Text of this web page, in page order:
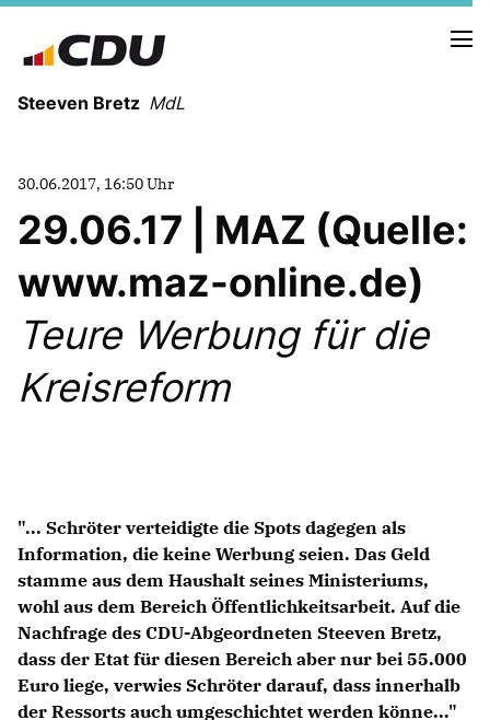
Steeven Bretz MdL
VITA
WAHLKREISBESUCHE
PRESSEFOTOS
MEIN BÜRGERBÜRO
Kleine Anfragen
CDU Deutschland
CDU Fraktion im Brandenburger Landtag
CDU Brandenburg
CDU Potsdam
30.06.2017, 16:50 Uhr
29.06.17 | MAZ (Quelle:
www.maz-online.de)
Teure Werbung für die
Kreisreform
"... Schröter verteidigte die Spots dagegen als
Information, die keine Werbung seien. Das Geld
stamme aus dem Haushalt seines Ministeriums,
wohl aus dem Bereich Öffentlichkeitsarbeit. Auf die
Nachfrage des CDU-Abgeordneten Steeven Bretz,
dass der Etat für diesen Bereich aber nur bei 55.000
Euro liege, verwies Schröter darauf, dass innerhalb
der Ressorts auch umgeschichtet werden könne..."